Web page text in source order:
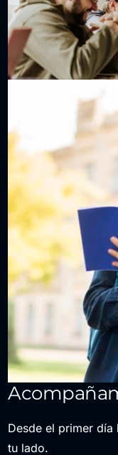
Desde el primer día
tu lado.